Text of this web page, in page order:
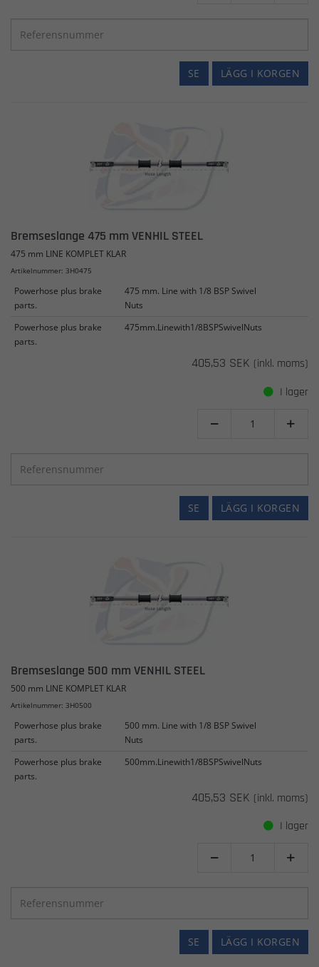
LÄGG I KORGEN
SE
Bremseslange 475 mm VENHIL STEEL
475 mm LINE KOMPLET KLAR
Artikelnummer: 3H0475
Powerhose plus brake
parts.
475 mm. Line with 1/8 BSP Swivel
Nuts
Powerhose plus brake
parts.
475mm.Linewith1/8BSPSwivelNuts
405,53 SEK (inkl. moms)
I lager
 
LÄGG I KORGEN
SE
Bremseslange 500 mm VENHIL STEEL
500 mm LINE KOMPLET KLAR
Artikelnummer: 3H0500
Powerhose plus brake
parts.
500 mm. Line with 1/8 BSP Swivel
Nuts
Powerhose plus brake
parts.
500mm.Linewith1/8BSPSwivelNuts
405,53 SEK (inkl. moms)
I lager
 
LÄGG I KORGEN
SE